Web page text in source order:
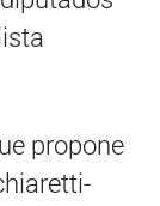
propone